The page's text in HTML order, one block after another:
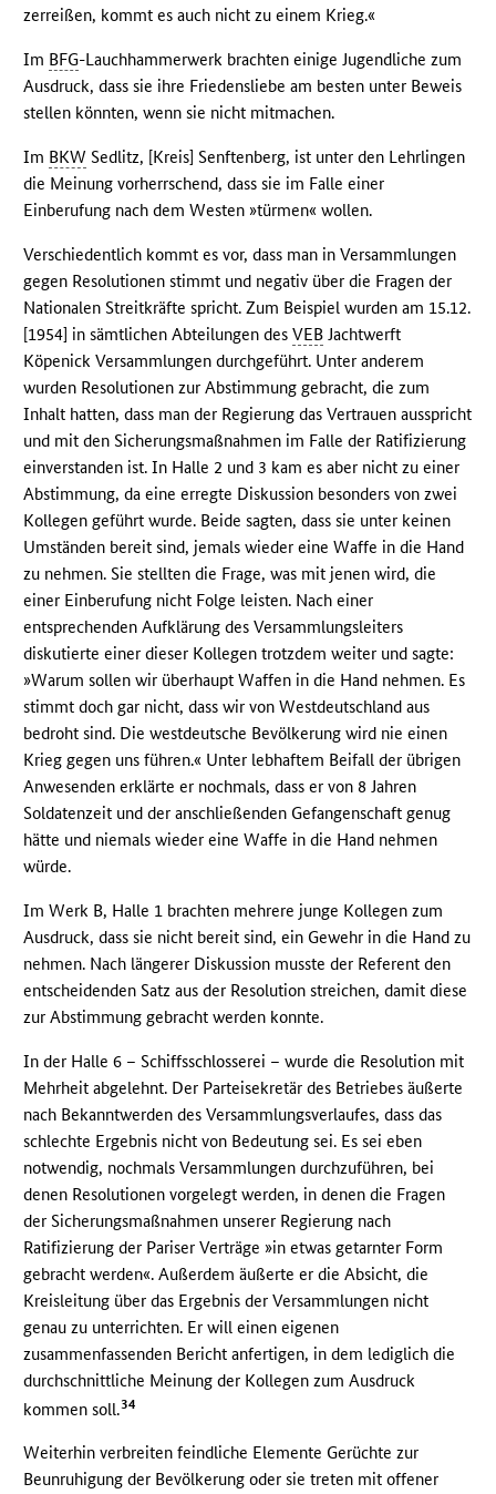
zerreißen, kommt es auch nicht zu einem Krieg.«
Im BFG-Lauchhammerwerk brachten einige Jugendliche zum
Ausdruck, dass sie ihre Friedensliebe am besten unter Beweis
stellen könnten, wenn sie nicht mitmachen.
Im BKW Sedlitz, [Kreis] Senftenberg, ist unter den Lehrlingen
die Meinung vorherrschend, dass sie im Falle einer
Einberufung nach dem Westen »türmen« wollen.
Verschiedentlich kommt es vor, dass man in Versammlungen
gegen Resolutionen stimmt und negativ über die Fragen der
Nationalen Streitkräfte spricht. Zum Beispiel wurden am 15.12.
[1954] in sämtlichen Abteilungen desVEB Jachtwerft
Köpenick Versammlungen durchgeführt. Unter anderem
wurden Resolutionen zur Abstimmung gebracht, die zum
Inhalt hatten, dass man der Regierung das Vertrauen ausspricht
und mit den Sicherungsmaßnahmen im Falle der Ratifizierung
einverstanden ist. In Halle 2 und 3 kam es aber nicht zu einer
Abstimmung, da eine erregte Diskussion besonders von zwei
Kollegen geführt wurde. Beide sagten, dass sie unter keinen
Umständen bereit sind, jemals wieder eine Waffe in die Hand
zu nehmen. Sie stellten die Frage, was mit jenen wird, die
einer Einberufung nicht Folge leisten. Nach einer
entsprechenden Aufklärung des Versammlungsleiters
diskutierte einer dieser Kollegen trotzdem weiter und sagte:
»Warum sollen wir überhaupt Waffen in die Hand nehmen. Es
stimmt doch gar nicht, dass wir von Westdeutschland aus
bedroht sind. Die westdeutsche Bevölkerung wird nie einen
Krieg gegen uns führen.« Unter lebhaftem Beifall der übrigen
Anwesenden erklärte er nochmals, dass er von 8 Jahren
Soldatenzeit und der anschließenden Gefangenschaft genug
hätte und niemals wieder eine Waffe in die Hand nehmen
würde.
Im Werk B, Halle 1 brachten mehrere junge Kollegen zum
Ausdruck, dass sie nicht bereit sind, ein Gewehr in die Hand zu
nehmen. Nach längerer Diskussion musste der Referent den
entscheidenden Satz aus der Resolution streichen, damit diese
zur Abstimmung gebracht werden konnte.
In der Halle 6 – Schiffsschlosserei – wurde die Resolution mit
Mehrheit abgelehnt. Der Parteisekretär des Betriebes äußerte
nach Bekanntwerden des Versammlungsverlaufes, dass das
schlechte Ergebnis nicht von Bedeutung sei. Es sei eben
notwendig, nochmals Versammlungen durchzuführen, bei
denen Resolutionen vorgelegt werden, in denen die Fragen
der Sicherungsmaßnahmen unserer Regierung nach
Ratifizierung der Pariser Verträge »in etwas getarnter Form
gebracht werden«. Außerdem äußerte er die Absicht, die
Kreisleitung über das Ergebnis der Versammlungen nicht
genau zu unterrichten. Er will einen eigenen
zusammenfassenden Bericht anfertigen, in dem lediglich die
durchschnittliche Meinung der Kollegen zum Ausdruck
kommen soll.34
Weiterhin verbreiten feindliche Elemente Gerüchte zur
Beunruhigung der Bevölkerung oder sie treten mit offener